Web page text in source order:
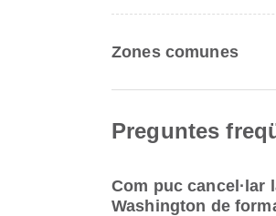
Zones comunes
Preguntes
Com puc cancel·lar
Washington de